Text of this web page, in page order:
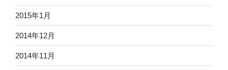
2015年1月
2014年12月
2014年11月